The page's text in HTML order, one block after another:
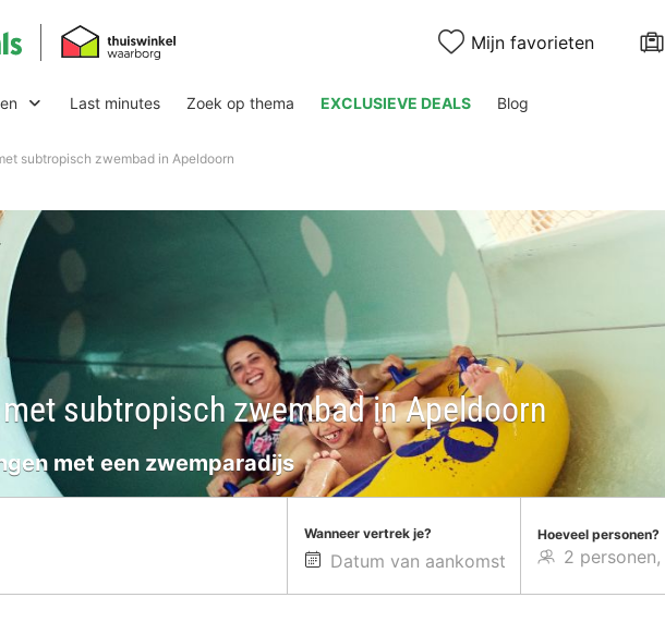
Mijn favorieten
Last minutes Zoek op thema EXCLUSIEVE DEALS Blog
subtropisch zwembad in Apeldoorn
subtropisch zwembad in Apeldoorn
met een zwemparadijs
Wanneer vertrek je? Hoeveel personen?